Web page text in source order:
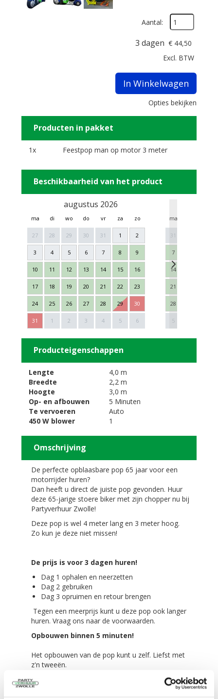
Aantal:
3 dagen € 44,50
Excl. BTW
In Winkelwagen
Opties bekijken
Producten in pakket
1x Feestpop man op motor 3 meter
Beschikbaarheid van het product
augustus 2026
ma di wo do vr za zo
27 28 29 30 31 1 2
3 4 5 6 7 8 9
10 11 12 13 14 15 16
17 18 19 20 21 22 23
24 25 26 27 28 29 30
31 1 2 3 4 5 6
ma
31
7
14
21
28
5
Next
Producteigenschappen
Lengte
4,0 m
Breedte
2,2 m
Hoogte
3,0 m
Op- en afbouwen
5 Minuten
Te vervoeren
Auto
450 W blower
1
Omschrijving
De perfecte opblaasbare pop 65 jaar voor een
motorrijder huren?
Dan heeft u direct de juiste pop gevonden. Huur
deze 65-jarige stoere biker met zijn chopper nu bij
Partyverhuur Zwolle!
Deze pop is wel 4 meter lang en 3 meter hoog.
Zo kun je deze niet missen!
De prijs is voor 3 dagen huren!
Dag 1 ophalen en neerzetten
Dag 2 gebruiken
Dag 3 opruimen en retour brengen
Tegen een meerprijs kunt u deze pop ook langer
huren. Vraag ons naar de voorwaarden.
Opbouwen binnen 5 minuten!
Het opbouwen van de pop kunt u zelf. Liefst met
z'n tweeën.
'Meneer" binnen 5 minuten!